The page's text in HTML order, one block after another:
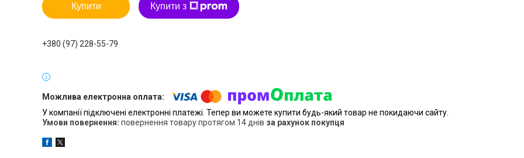
Купити Купити з
+380 (97) 228-55-79
У компанії підключені електронні платежі. Тепер ви можете купити будь-який товар не покидаючи сайту.
повернення товару протягом 14 днів за рахунок покупця